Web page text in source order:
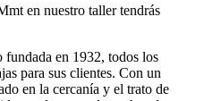
en nuestro taller tendrás
fundada en 1932, todos los
para sus clientes. Con un
en la cercanía y el trato de